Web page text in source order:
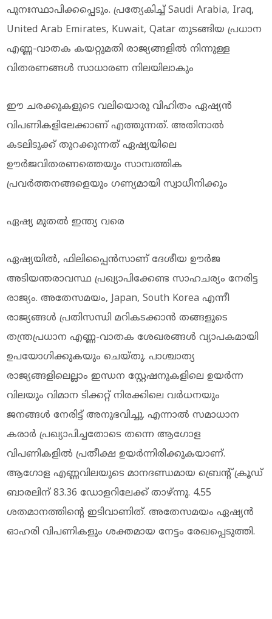
പുനഃസ്ഥാപിക്കപ്പെടും. പ്രത്യേകിച്ച് Saudi Arabia, Iraq,
United Arab Emirates, Kuwait, Qatar തുടങ്ങിയ പ്രധാന
എണ്ണ-വാതക കയറ്റുമതി രാജ്യങ്ങളില്‍ നിന്നുള്ള
വിതരണങ്ങള്‍ സാധാരണ നിലയിലാകും
ഈ ചരക്കുകളുടെ വലിയൊരു വിഹിതം ഏഷ്യന്‍
വിപണികളിലേക്കാണ് എത്തുന്നത്. അതിനാല്‍
കടലിടുക്ക് തുറക്കുന്നത് ഏഷ്യയിലെ
ഊര്‍ജവിതരണത്തെയും സാമ്പത്തിക
പ്രവര്‍ത്തനങ്ങളെയും ഗണ്യമായി സ്വാധീനിക്കും
ഏഷ്യ മുതല്‍ ഇന്ത്യ വരെ
ഏഷ്യയില്‍, ഫിലിപ്പൈന്‍സാണ് ദേശീയ ഊര്‍ജ
അടിയന്തരാവസ്ഥ പ്രഖ്യാപിക്കേണ്ട സാഹചര്യം നേരിട്ട
രാജ്യം. അതേസമയം, Japan, South Korea എന്നീ
രാജ്യങ്ങള്‍ പ്രതിസന്ധി മറികടക്കാന്‍ തങ്ങളുടെ
തന്ത്രപ്രധാന എണ്ണ-വാതക ശേഖരങ്ങള്‍ വ്യാപകമായി
ഉപയോഗിക്കുകയും ചെയ്തു. പാശ്ചാത്യ
രാജ്യങ്ങളിലെല്ലാം ഇന്ധന സ്റ്റേഷനുകളിലെ ഉയര്‍ന്ന
വിലയും വിമാന ടിക്കറ്റ് നിരക്കിലെ വര്‍ധനയും
ജനങ്ങള്‍ നേരിട്ട് അനുഭവിച്ചു. എന്നാല്‍ സമാധാന
കരാര്‍ പ്രഖ്യാപിച്ചതോടെ തന്നെ ആഗോള
വിപണികളില്‍ പ്രതീക്ഷ ഉയര്‍ന്നിരിക്കുകയാണ്.
ആഗോള എണ്ണവിലയുടെ മാനദണ്ഡമായ ബ്രെന്റ് ക്രൂഡ്
ബാരലിന് 83.36 ഡോളറിലേക്ക് താഴ്ന്നു. 4.55
ശതമാനത്തിന്റെ ഇടിവാണിത്. അതേസമയം ഏഷ്യന്‍
ഓഹരി വിപണികളും ശക്തമായ നേട്ടം രേഖപ്പെടുത്തി.